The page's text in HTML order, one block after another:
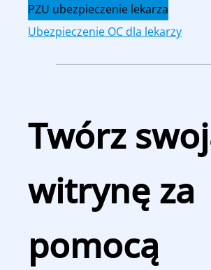
PZU ubezpieczenie lekarza
Ubezpieczenie OC dla lekarzy
Twórz
witrynę za
pomocą